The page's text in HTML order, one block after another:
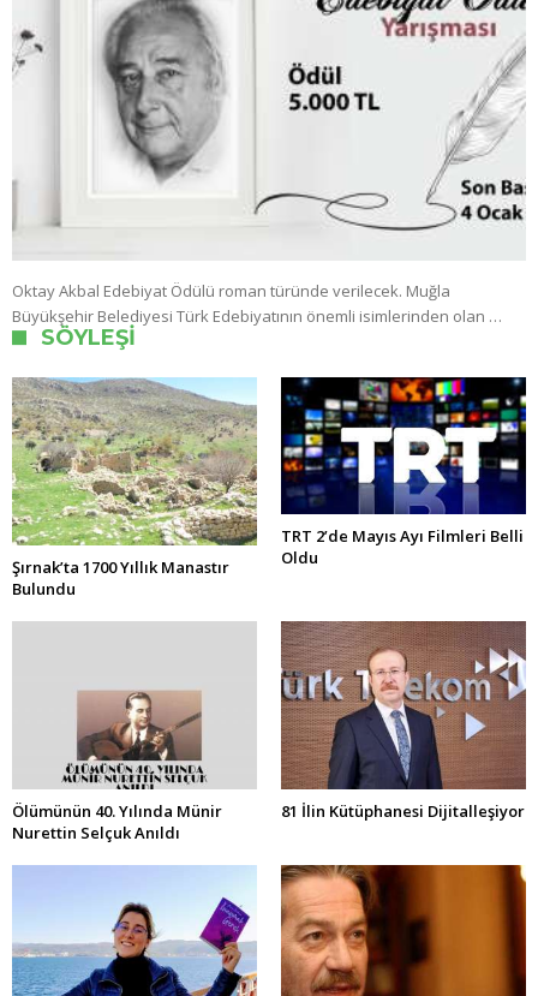
Oktay Akbal Edebiyat Ödülü roman türünde verilecek. Muğla
Büyükşehir Belediyesi Türk Edebiyatının önemli isimlerinden olan …
SÖYLEŞI
Şırnak’ta 1700 Yıllık Manastır
Bulundu
TRT 2’de Mayıs Ayı Filmleri Belli
Oldu
Ölümünün 40. Yılında Münir
Nurettin Selçuk Anıldı
81 İlin Kütüphanesi Dijitalleşiyor